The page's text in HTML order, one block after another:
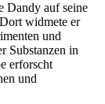
Dandy auf seine
widmete er
und
Substanzen in
erforscht
und